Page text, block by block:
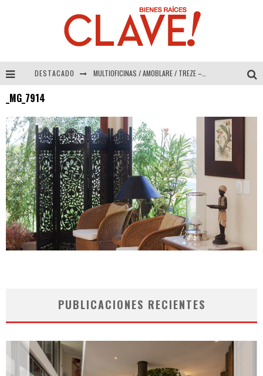
DESTACADO MULTIOFICINAS / AMOBLARE / TREZE – Especial Interiorismo & Decoración 2026
COLINEAL – Especial Interiorismo & Decoración 2026
_MG_7914
PUBLICACIONES RECIENTES